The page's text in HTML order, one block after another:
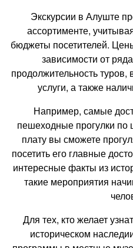
Экскурсии в Алуште
ассортименте,
бюджеты посетителей.
зависимости от
продолжительность
услуги, а также
Например, самые
пешеходные прогулки по
плату вы сможете
посетить его главные
интересные факты из
такие мероприятия
Для тех, кто желает
историческом